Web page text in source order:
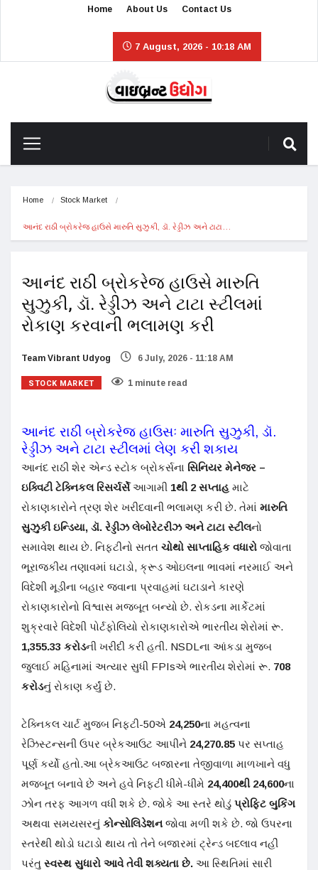
Home About Us Contact Us
7 August, 2026 - 10:18 AM
Home Stock Market
આનંદ રાઠી બ્રોકરેજ હાઉસે મારુતિ સુઝુકી, ડૉ. રેડ્ડીઝ અને ટાટા…
આનંદ રાઠી બ્રોકરેજ હાઉસે મારુતિ
સુઝુકી, ડૉ. રેડ્ડીઝ અને ટાટા સ્ટીલમાં
રોકાણ કરવાની ભલામણ કરી
Team Vibrant Udyog 6 July, 2026 - 11:18 AM
STOCK MARKET 1 minute read
આનંદ રાઠી બ્રોકરેજ હાઉસઃ મારુતિ સુઝુકી, ડૉ.
રેડ્ડીઝ અને ટાટા સ્ટીલમાં લેણ કરી શકાય
આનંદ રાઠી શેર એન્ડ સ્ટોક બ્રોકર્સના સિનિયર મેનેજર –
ઇક્વિટી ટેક્નિકલ રિસર્ચર્સેઆગામી 1થી 2 સપ્તાહ માટે
રોકાણકારોને ત્રણ શેર ખરીદવાની ભલામણ કરી છે. તેમાં મારુતિ
સુઝુકી ઇન્ડિયા, ડૉ. રેડ્ડીઝ લેબોરેટરીઝ અને ટાટા સ્ટીલનો
સમાવેશ થાય છે. નિફ્ટીનો સતત ચોથો સાપ્તાહિક વધારો જોવાતા
ભૂરાજકીય તણાવમાં ઘટાડો, ક્રૂડ ઓઇલના ભાવમાં નરમાઈ અને
વિદેશી મૂડીના બહાર જવાના પ્રવાહમાં ઘટાડાને કારણે
રોકાણકારોનો વિશ્વાસ મજબૂત બન્યો છે. રોકડના માર્કેટમાં
1,355.33 કરોડની ખરીદી કરી હતી. NSDLના આંકડા મુજબ
જુલાઈ મહિનામાં અત્યાર સુધી FPIsએ ભારતીય શેરોમાં રૂ. 708
કરોડનું રોકાણ કર્યું છે.
ટેક્નિકલ ચાર્ટ મુજબ નિફ્ટી-50એ 24,250ના મહત્વના
રેઝિસ્ટન્સની ઉપર બ્રેકઆઉટ આપીને 24,270.85 પર સપ્તાહ
પૂર્ણ કર્યો હતો.આ બ્રેકઆઉટ બજારના તેજીવાળા માળખાને વધુ
મજબૂત બનાવે છે અને હવે નિફ્ટી ધીમે-ધીમે 24,400થી 24,600ના
ઝોન તરફ આગળ વધી શકે છે. જોકે આ સ્તરે થોડું પ્રોફિટ બુકિંગ
અથવા સમયસરનું કોન્સોલિડેશનજોવા મળી શકે છે. જો ઉપરના
સ્તરેથી થોડો ઘટાડો થાય તો તેને બજારમાં ટ્રેન્ડ બદલાવ નહીં
પરંતુ સ્વસ્થ સુધારો આવે તેવી શક્યતા છે. આ સ્થિતિમાં સારી